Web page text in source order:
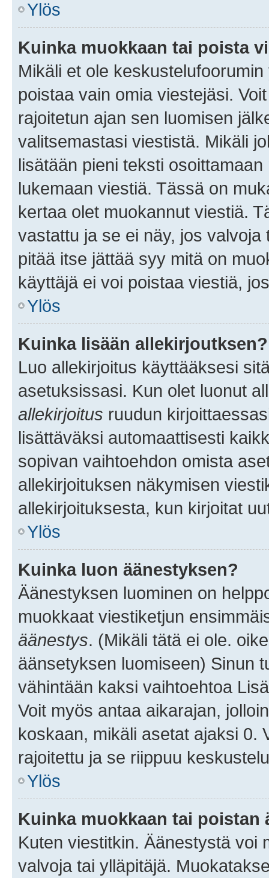
Ylös
Kuinka muokkaan tai poista
Mikäli et ole
poistaa vain omia viestejäsi.
rajoitetun ajan sen luomisen
valitsemastasi viestistä. Mikäli
lisätään pieni teksti
lukemaan viestiä. Tässä on
kertaa olet muokannut viestiä.
vastattu ja se ei näy, jos
pitää itse jättää syy mitä on
käyttäjä ei voi poistaa viestiä,
Ylös
Kuinka lisään allekirjoutksen?
Luo allekirjoitus käyttääksesi
asetuksissasi. Kun olet luonut
allekirjoitus ruudun
lisättäväksi automaattisesti
sopivan vaihtoehdon omista
allekirjoituksen näkymisen
allekirjoituksesta, kun kirjoitat
Ylös
Kuinka luon äänestyksen?
Äänestyksen luominen on
muokkaat viestiketjun
äänestys. (Mikäli tätä ei ole.
äänsetyksen luomiseen) Sinun
vähintään kaksi vaihtoehtoa
Voit myös antaa aikarajan,
koskaan, mikäli asetat ajaksi 0.
rajoitettu ja se riippuu
Ylös
Kuinka muokkaan tai poistan
Kuten viestitkin. Äänestystä voi
valvoja tai ylläpitäjä.